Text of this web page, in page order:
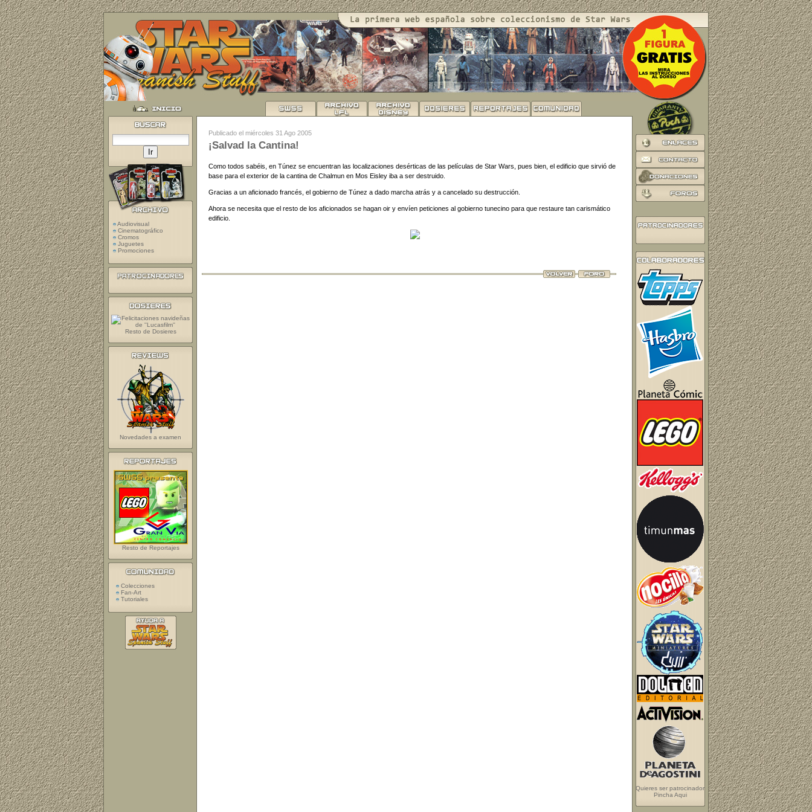
Publicado el miércoles 31 Ago 2005
¡Salvad la Cantina!
Como todos sabéis, en Túnez se encuentran las localizaciones desérticas de las películas de Star Wars, pues bien, el edificio que sirvió de
base para el exterior de la cantina de Chalmun en Mos Eisley iba a ser destruido.
Gracias a un aficionado francés, el gobierno de Túnez a dado marcha atrás y a cancelado su destrucción.
Ahora se necesita que el resto de los aficionados se hagan oir y envíen peticiones al gobierno tunecino para que restaure tan carismático
edificio.
Quieres ser patrocinador
Pincha Aqui
Audiovisual
Cinematográfico
Cromos
Juguetes
Promociones
Resto de Dosieres
Novedades a examen
Resto de Reportajes
Colecciones
Fan-Art
Tutoriales